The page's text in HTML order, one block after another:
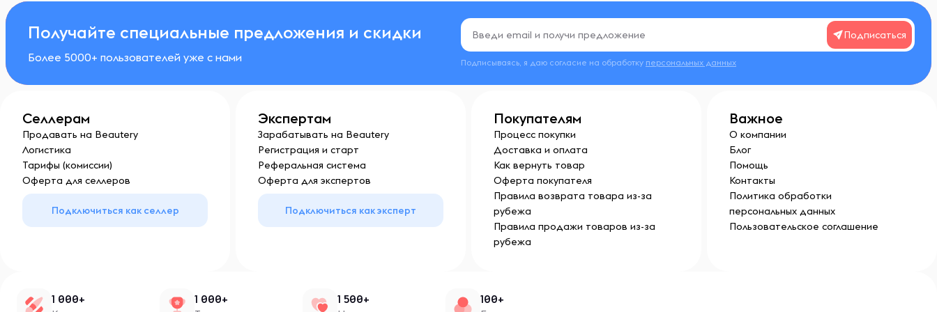
Получайте специальные предложения и скидки
Более 5000+ пользователей уже с нами
Подписаться
Подписываясь, я даю согласие на обработку персональных данных
Селлерам
Продавать на Beautery
Логистика
Тарифы (комиссии)
Оферта для селлеров
Подключиться как селлер
Экспертам
Зарабатывать на Beautery
Регистрация и старт
Реферальная система
Оферта для экспертов
Подключиться как эксперт
Покупателям
Процесс покупки
Доставка и оплата
Как вернуть товар
Оферта покупателя
Правила возврата товара из-за
рубежа
Правила продажи товаров из-за
рубежа
Важное
О компании
Блог
Помощь
Контакты
Политика обработки
персональных данных
Пользовательское соглашение
1 000+ 1 000+ 1 500+ 100+